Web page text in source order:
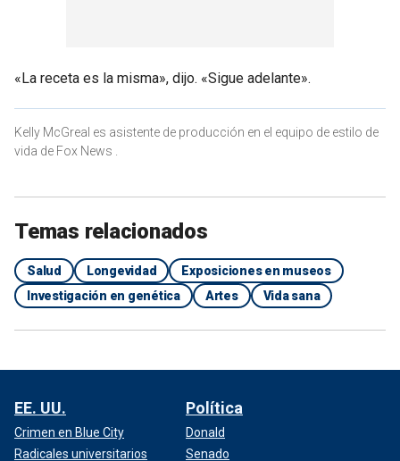
«La receta es la misma», dijo. «Sigue adelante».
Kelly McGreal es asistente de producción en el equipo de estilo de
vida de Fox News .
Temas relacionados
Salud Longevidad
Exposiciones en museos
Investigación en genética
Artes Vida sana
EE. UU.
Crimen en Blue City
Radicales universitarios
Política
Donald
Senado